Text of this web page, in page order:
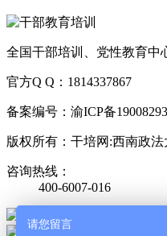
全国干部培训、党性教育中
官方Q Q：1814337867
备案编号：渝ICP备
版权所有：干培网:西南政法
咨询热线：
400-6007-016
请您留言